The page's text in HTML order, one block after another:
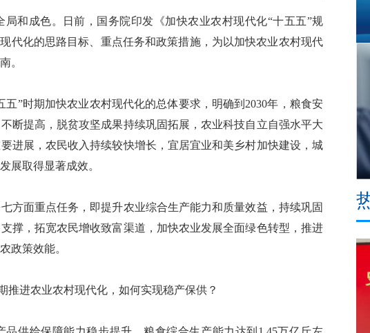
成色。日前，国务院印发《加快农业农村现代化“十五五”规
代化的思路目标、重点任务和政策措施，为以加快农业农村现代
。
”时期加快农业农村现代化的总体要求，明确到2030年，粮食安
断提高，脱贫攻坚成果持续巩固拓展，农业科技自立自强水平大
进展，农民收入持续较快增长，宜居宜业和美乡村加快建设，城
展取得显著成效。
面重点任务，即提升农业综合生产能力和质量效益，持续巩固
撑，拓宽农民增收致富渠道，加快农业发展全面绿色转型，推进
政策效能。
进农业农村现代化，如何实现稳产保供？